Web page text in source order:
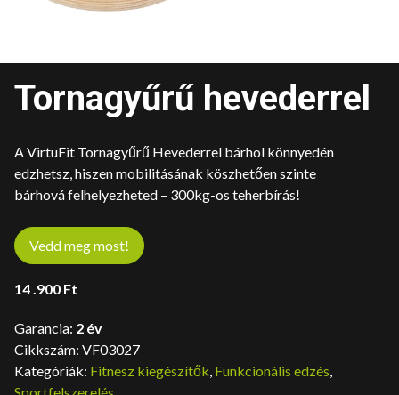
Tornagyűrű hevederrel
A VirtuFit Tornagyűrű Hevederrel bárhol könnyedén
edzhetsz, hiszen mobilitásának köszhetően szinte
bárhová felhelyezheted – 300kg-os teherbírás!
Vedd meg most!
14 .900 Ft
Garancia: 2 év
Cikkszám: VF03027
Kategóriák: Fitnesz kiegészítők, Funkcionális edzés,